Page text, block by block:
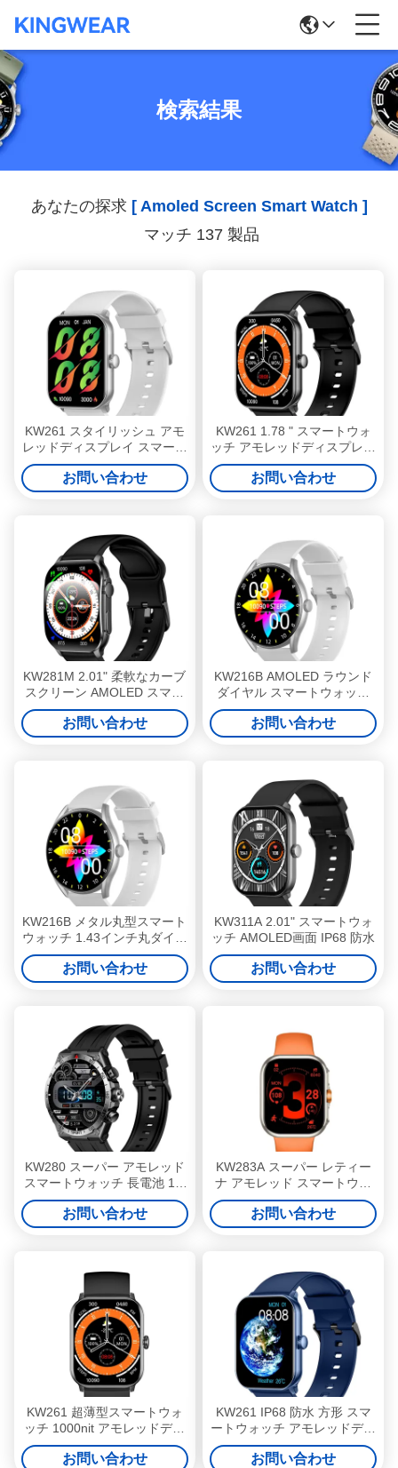
検索結果
あなたの探求 [ Amoled Screen Smart Watch ]
マッチ 137 製品
KW261 スタイリッシュ アモ
レッドディスプレイ スマート
ウォッチ 1.78 インチ アモレ
ッド スマートウォッチ
お問い合わせ
KW261 1.78 " スマートウォ
ッチ アモレッドディスプレイ
とブルートゥースコール
お問い合わせ
KW281M 2.01" 柔軟なカーブ
スクリーン AMOLED スマー
トウォッチ
お問い合わせ
KW216B AMOLED ラウンド
ダイヤル スマートウォッチ
健身追跡用 OEM ODM
お問い合わせ
KW216B メタル丸型スマート
ウォッチ 1.43インチ丸ダイヤ
ル スタイリッシュスマートウ
ォッチ
お問い合わせ
KW311A 2.01" スマートウォ
ッチ AMOLED画面 IP68 防水
お問い合わせ
KW280 スーパー アモレッド
スマートウォッチ 長電池 1.6
インチ 丸いスクリーン スマ
ートウォッチ
お問い合わせ
KW283A スーパー レティー
ナ アモレッド スマートウォ
ッチ 2.01 インチ 黒丸型 スマ
ートウォッチ
お問い合わせ
KW261 超薄型スマートウォ
ッチ 1000nit アモレッドディ
スプレイ Bluetooth 通信付き
スマートウォッチ
お問い合わせ
KW261 IP68 防水 方形 スマ
ートウォッチ アモレッドディ
スプレイとコール
お問い合わせ